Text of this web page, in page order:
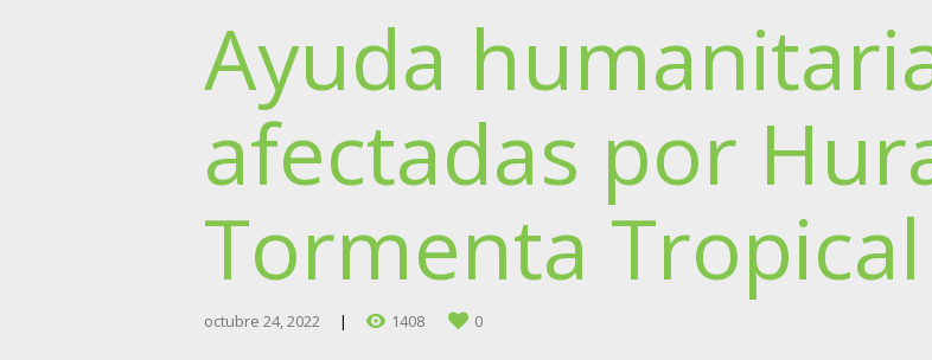
Ayuda
afectadas por
Tormenta Tropical
octubre 24, 2022 1408 0